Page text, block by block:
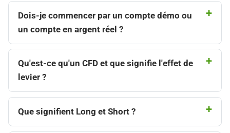
Dois-je commencer par un compte démo ou
un compte en argent réel ?​
Qu'est-ce qu'un CFD et que signifie l'effet de
levier ?
Que signifient Long et Short ?